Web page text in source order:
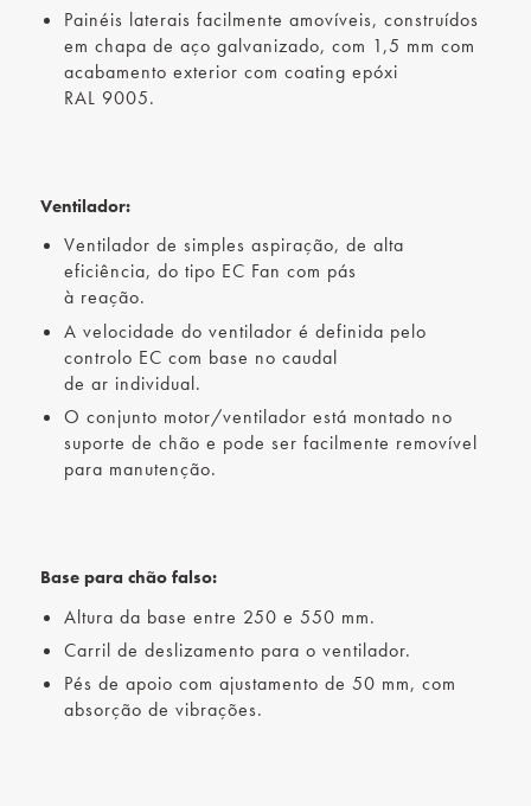
Painéis laterais facilmente amovíveis, construídos
em chapa de aço galvanizado, com 1,5 mm com
acabamento exterior com coating epóxi
RAL 9005.
Ventilador:
Ventilador de simples aspiração, de alta
eficiência, do tipo EC Fan com pás
à reação.
A velocidade do ventilador é definida pelo
controlo EC com base no caudal
de ar individual.
O conjunto motor/ventilador está montado no
suporte de chão e pode ser facilmente removível
para manutenção.
Base para chão falso:
Altura da base entre 250 e 550 mm.
Carril de deslizamento para o ventilador.
Pés de apoio com ajustamento de 50 mm, com
absorção de vibrações.